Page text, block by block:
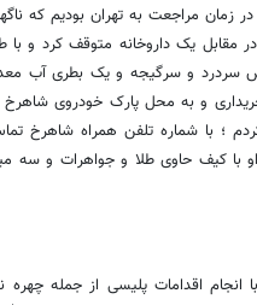
زمان مراجعت به تهران بودیم که
یک داروخانه متوقف کرد و با
و سرگیجه و یک بطری آب
و به محل پارک خودروی شاهرخ
؛ با شماره تلفن همراه شاهرخ
کیف حاوی طلا و جواهرات و سه
اقدامات پلیسی از جمله چهره